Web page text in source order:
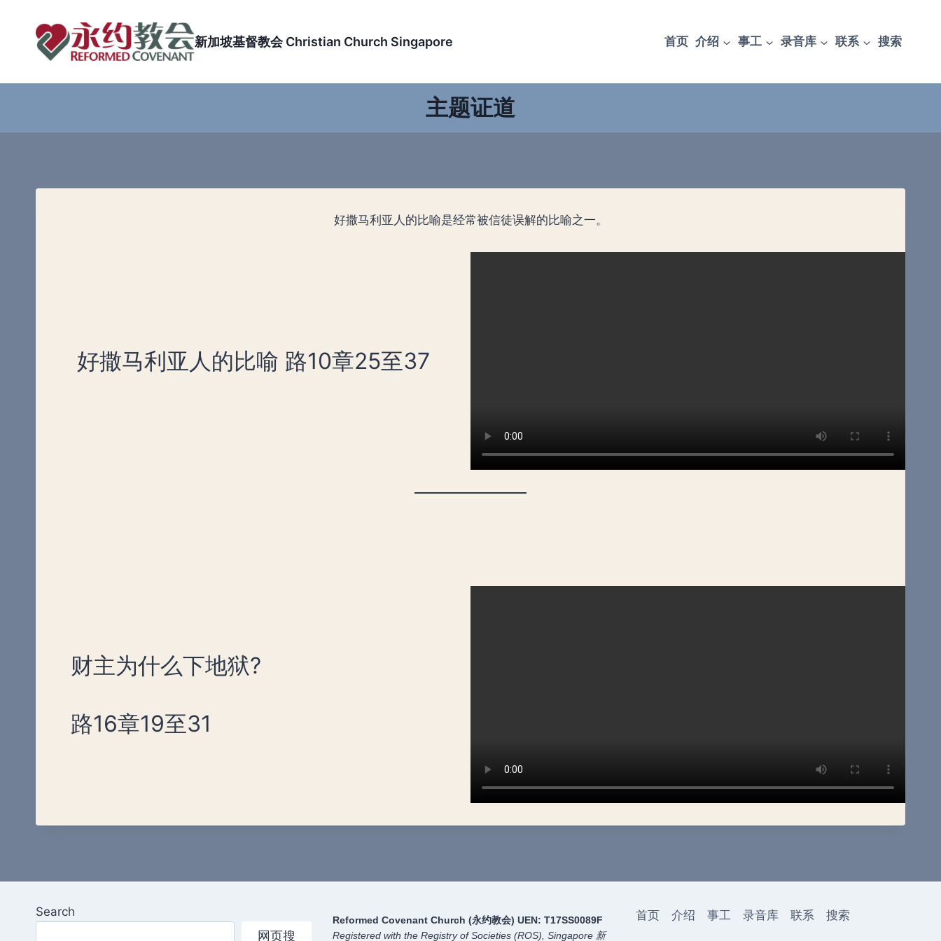
content
新加坡基督教会 Christian Church Singapore 首页 介绍 事工 录音库 联系 搜索
主题证道
好撒马利亚人的比喻是经常被信徒误解的比喻之一。
好撒马利亚人的比喻 路10章25至37
财主为什么下地狱?
路16章19至31
Search
网页搜
Reformed Covenant Church (永约教会) UEN: T17SS0089F
Registered with the Registry of Societies (ROS), Singapore 新
首页 介绍 事工 录音库 联系 搜索